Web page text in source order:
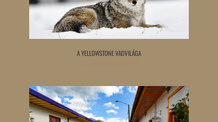
A YELLOWSTONE VADVILÁGA